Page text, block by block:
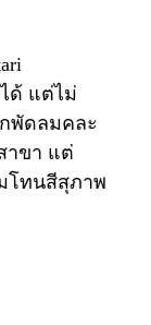
ด้ แต่ไม่
พัดลมคละ
าขา แต่
โทนสีสุภาพ